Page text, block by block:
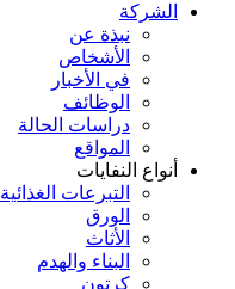
الشركة
نبذة عن
الأشخاص
في الأخبار
الوظائف
دراسات الحالة
المواقع
أنواع النفايات
التبرعات الغذائية
الورق
الأثاث
البناء والهدم
كرتون